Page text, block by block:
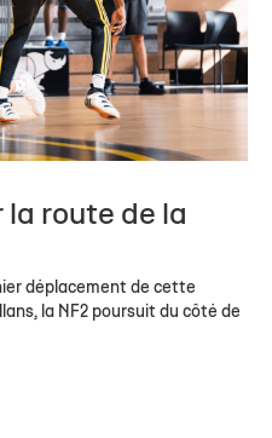
la route de la
déplacement de cette
la NF2 poursuit du côté de